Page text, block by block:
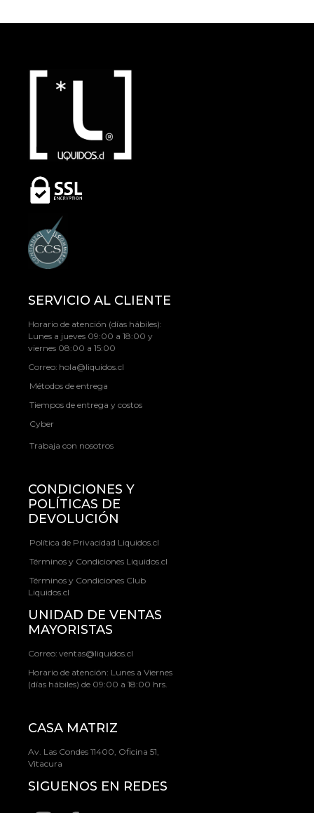
SERVICIO AL CLIENTE
Horario de atención (días hábiles):
Lunes a jueves 09:00 a 18:00 y
viernes 08:00 a 15:00
Correo: hola@liquidos.cl
Métodos de entrega
Tiempos de entrega y costos
Cyber
Trabaja con nosotros
CONDICIONES Y
POLÍTICAS DE
DEVOLUCIÓN
Política de Privacidad Liquidos.cl
Términos y Condiciones Liquidos.cl
Términos y Condiciones Club
Liquidos.cl
UNIDAD DE VENTAS
MAYORISTAS
Correo: ventas@liquidos.cl
Horario de atención: Lunes a Viernes
(días hábiles) de 09:00 a 18:00 hrs.
CASA MATRIZ
Av. Las Condes 11400, Oficina 51,
Vitacura
SIGUENOS EN REDES